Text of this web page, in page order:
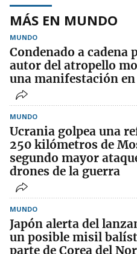
MÁS EN MUNDO
MUNDO
Condenado a cadena
autor del atropello
una manifestación
MUNDO
Ucrania golpea una
250 kilómetros de
segundo mayor
drones de la guerra
MUNDO
Japón alerta del
un posible misil
parte de Corea del